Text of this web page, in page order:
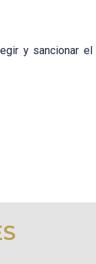
y sancionar